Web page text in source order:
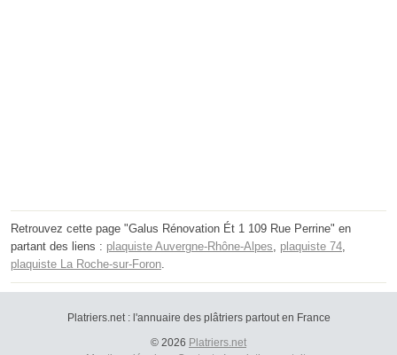
Retrouvez cette page "Galus Rénovation Ét 1 109 Rue Perrine" en
partant des liens : plaquiste Auvergne-Rhône-Alpes plaquiste 74
plaquiste La Roche-sur-Foron
Platriers.net : l'annuaire des plâtriers partout en France
© 2026 Platriers.net